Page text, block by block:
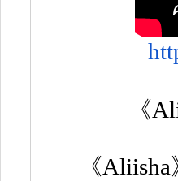
《
《Aliisha